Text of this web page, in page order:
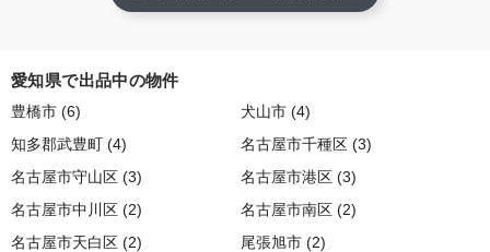
愛知県で出品中の物件
豊橋市 (6) 犬山市 (4)
知多郡武豊町 (4) 名古屋市千種区 (3)
名古屋市守山区 (3) 名古屋市港区 (3)
名古屋市中川区 (2) 名古屋市南区 (2)
名古屋市天白区 (2) 尾張旭市 (2)